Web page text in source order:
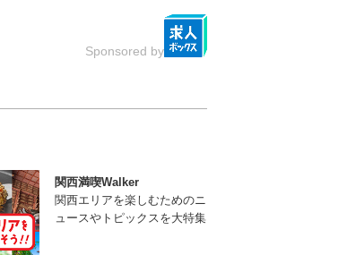
Sponsored by
関西満喫Walker
関西エリアを楽しむためのニ
ュースやトピックスを大特集